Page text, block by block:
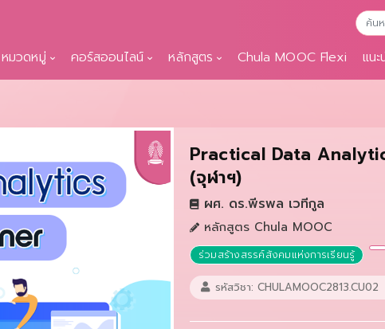
หมวดหมู่ คอร์สออนไลน์ หลักสูตร Chula MOOC Flexi แน
Practical Data
(จุฬาฯ)
ผศ. ดร.พีรพล เวทีกูล
หลักสูตร Chula MOOC
ร่วมสร้างสรรค์สังคมแห่งการเรียนรู้
รหัสวิชา: CHULAMOOC2813.CU02